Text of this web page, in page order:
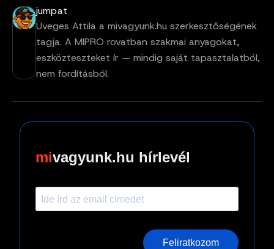
jumpat
Üveges Attila a mivagyunk.hu szerkesztőségének
tagja. A MIPRO rovatban szakmai anyagokat,
eszközteszteket ír — mindig saját tapasztalatból,
nem fordításból.
vagyunk.hu hírlevél
Feliratkozom